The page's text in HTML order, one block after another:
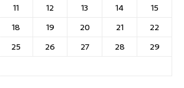
11 12 13 14
15
18 19 20 21
22
25 26 27 28
29